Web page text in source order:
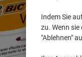
Indem Sie
zu. Wenn
"Ablehnen"